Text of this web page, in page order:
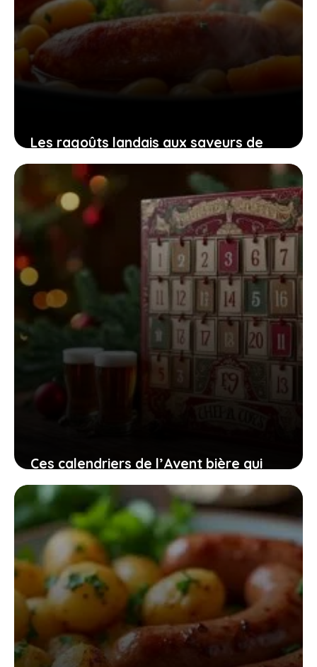
Les ragoûts landais aux saveurs de
saucisse, haricots et lard fumé qui
réchauffent l’âme et le corps
10 janvier 2026
Ces calendriers de l’Avent bière qui
apportent un souffle nouveau et
pétillant à vos célébrations hivernales
30 novembre 2025